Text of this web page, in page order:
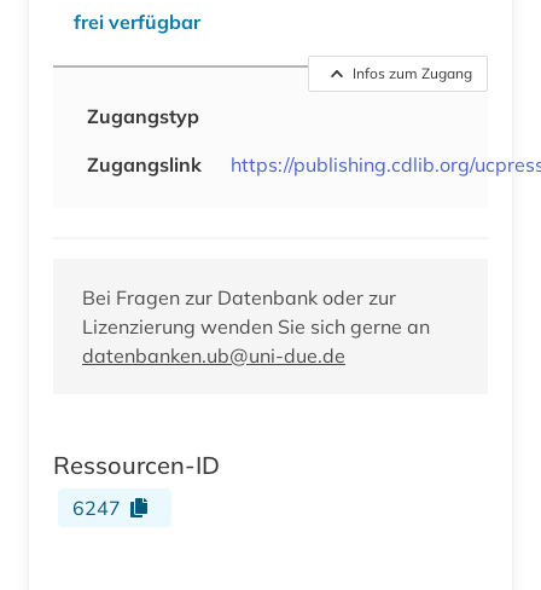
frei verfügbar
Infos zum Zugang
Zugangstyp
Zugangslink
https://publishing.cdlib.org/
Bei Fragen zur Datenbank oder zur
Lizenzierung wenden Sie sich gerne an
datenbanken.ub@uni-due.de
Ressourcen-ID
6247